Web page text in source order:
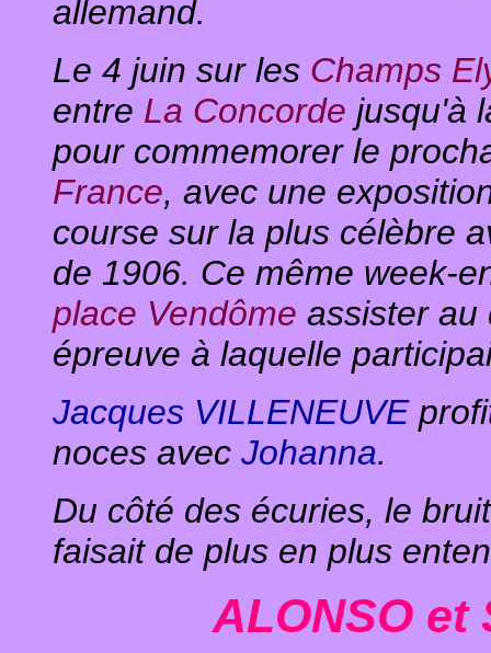
allemand.
Le 4 juin sur les Champs
entre La Concorde jusqu'à
pour commemorer le
France, avec une
course sur la plus célèbre
de 1906. Ce même week-
place Vendôme assister
épreuve à laquelle
Jacques VILLENEUVE
noces avec Johanna.
Du côté des écuries, le
faisait de plus en plus
ALONSO et